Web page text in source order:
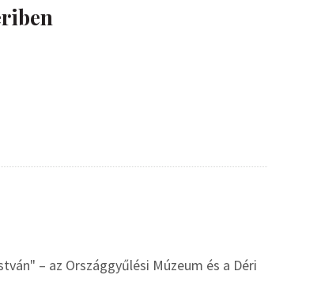
– az Országgyűlési Múzeum és a Déri